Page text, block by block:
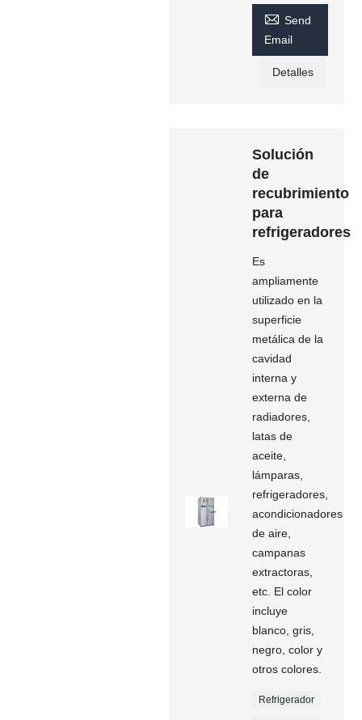
 Send
Email
Detalles
Solución
de
recubrimiento
para
refrigeradores
Es
ampliamente
utilizado en la
superficie
metálica de la
cavidad
interna y
externa de
radiadores,
latas de
aceite,
lámparas,
refrigeradores,
acondicionadores
de aire,
campanas
extractoras,
etc. El color
incluye
blanco, gris,
negro, color y
otros colores.
Refrigerador